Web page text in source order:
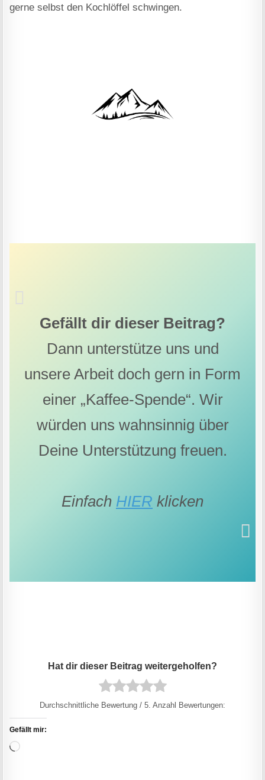
gerne selbst den Kochlöffel schwingen.
Gefällt dir dieser Beitrag?
Dann unterstütze uns und
unsere Arbeit doch gern in Form
einer „Kaffee-Spende“. Wir
würden uns wahnsinnig über
Deine Unterstützung freuen.
Einfach HIER klicken
Durchschnittliche Bewertung / 5. Anzahl Bewertungen:
Gefällt mir:
Wird geladen …